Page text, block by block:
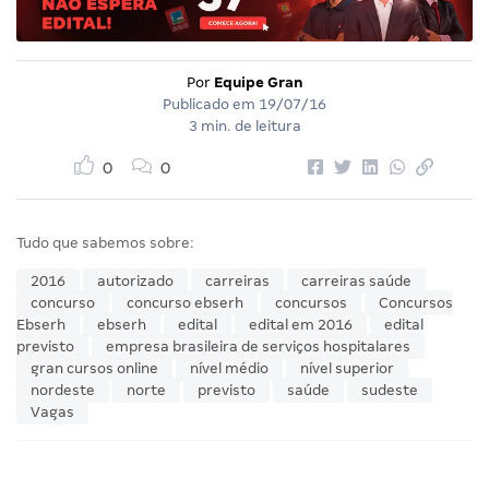
Por Equipe Gran
Publicado em 19/07/16
3 min. de leitura
0 0
Tudo que sabemos sobre:
2016 autorizado carreiras
carreiras saúde
concurso
concurso ebserh concursos
Concursos
Ebserh
ebserh edital edital em 2016
edital
previsto
empresa brasileira de serviços hospitalares
gran cursos online
nível médio
nível superior
nordeste
norte previsto saúde
sudeste
Vagas